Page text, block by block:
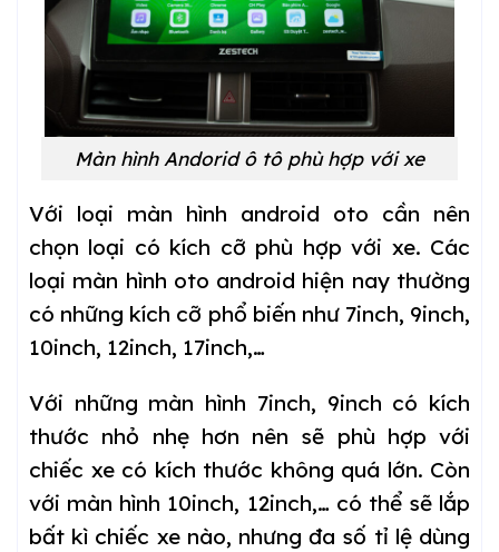
Màn hình Andorid ô tô phù hợp với xe
Với loại màn hình android oto cần nên
chọn loại có kích cỡ phù hợp với xe. Các
loại màn hình oto android hiện nay thường
có những kích cỡ phổ biến như 7inch, 9inch,
10inch, 12inch, 17inch,…
Với những màn hình 7inch, 9inch có kích
thước nhỏ nhẹ hơn nên sẽ phù hợp với
chiếc xe có kích thước không quá lớn. Còn
với màn hình 10inch, 12inch,… có thể sẽ lắp
bất kì chiếc xe nào, nhưng đa số tỉ lệ dùng